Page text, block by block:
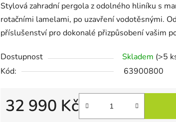
je
0,0
z
hvězdiček.
Stylová zahradní pergola z odolného hliníku s
rotačními lamelami, po uzavření vodotěsnými.
příslušenství pro dokonalé přizpůsobení vašim
Dostupnost Skladem (>5
Kód:
63900800
32 990 Kč